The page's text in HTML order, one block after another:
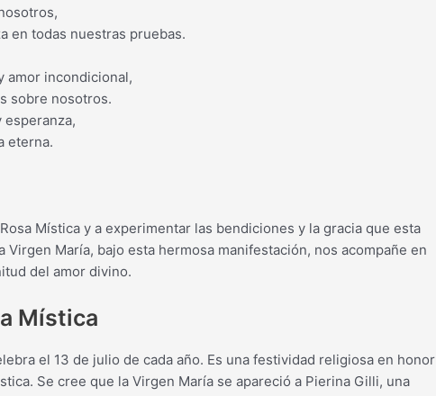
en todas nuestras pruebas.
amor incondicional,
sobre nosotros.
eterna.
Mística y a experimentar las bendiciones y la gracia que esta
Virgen María, bajo esta hermosa manifestación, nos acompañe en
del amor divino.
Mística
el 13 de julio de cada año. Es una festividad religiosa en honor
Se cree que la Virgen María se apareció a Pierina Gilli, una